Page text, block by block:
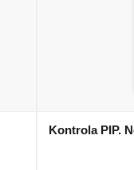
Kontrola PIP.